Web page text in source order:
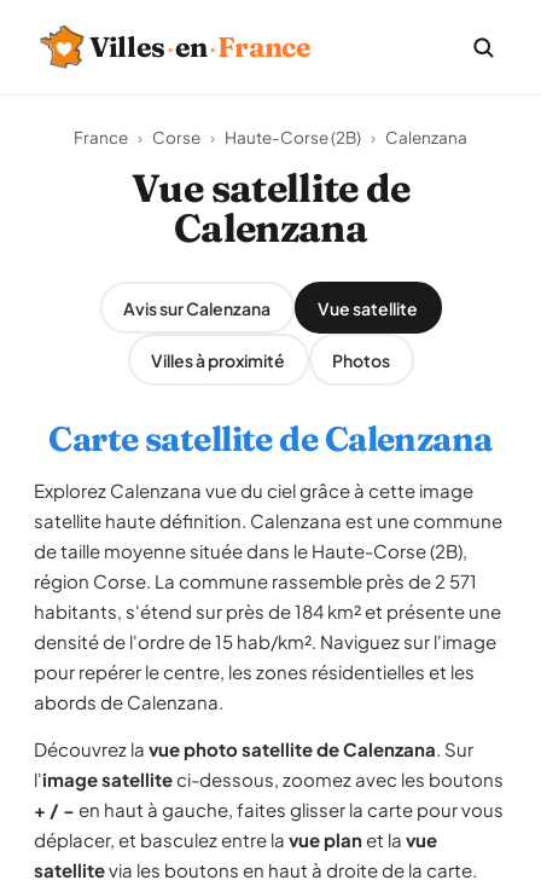
Villes·en·France
France › Corse › Haute-Corse (2B) › Calenzana
Vue satellite de
Calenzana
Avis sur Calenzana Vue satellite
Villes à proximité Photos
Carte satellite de Calenzana
Explorez Calenzana vue du ciel grâce à cette image
satellite haute définition. Calenzana est une commune
de taille moyenne située dans le Haute-Corse (2B),
région Corse. La commune rassemble près de 2 571
habitants, s'étend sur près de 184 km² et présente une
densité de l'ordre de 15 hab/km². Naviguez sur l'image
pour repérer le centre, les zones résidentielles et les
abords de Calenzana.
Découvrez la vue photo satellite de Calenzana. Sur
l'image satelliteci-dessous, zoomez avec les boutons
+ / − en haut à gauche, faites glisser la carte pour vous
déplacer, et basculez entre la vue planet la vue
satellitevia les boutons en haut à droite de la carte.